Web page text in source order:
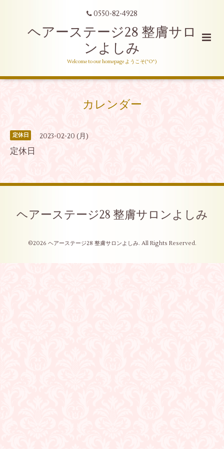
0550-82-4928
ヘアーステージ28 整膚サロ
ンよしみ
Welcome to our homepage ようこそ(^O^)
カレンダー
定休日 2023-02-20 (月)
定休日
ヘアーステージ28 整膚サロンよしみ
©2026 ヘアーステージ28 整膚サロンよしみ. All Rights Reserved.